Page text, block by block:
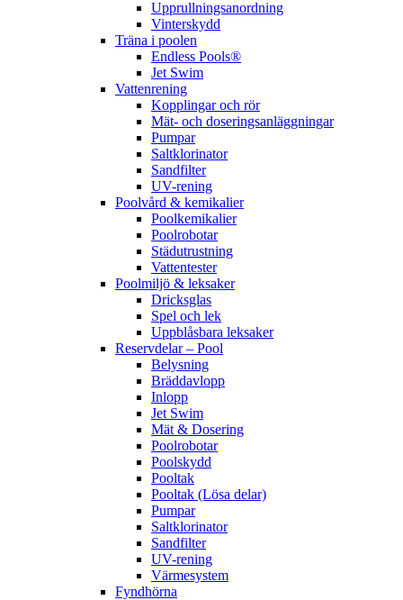
Upprullningsanordning
Vinterskydd
Träna i poolen
Endless Pools®
Jet Swim
Vattenrening
Kopplingar och rör
Mät- och doseringsanläggningar
Pumpar
Saltklorinator
Sandfilter
UV-rening
Poolvård & kemikalier
Poolkemikalier
Poolrobotar
Städutrustning
Vattentester
Poolmiljö & leksaker
Dricksglas
Spel och lek
Uppblåsbara leksaker
Reservdelar – Pool
Belysning
Bräddavlopp
Inlopp
Jet Swim
Mät & Dosering
Poolrobotar
Poolskydd
Pooltak
Pooltak (Lösa delar)
Pumpar
Saltklorinator
Sandfilter
UV-rening
Värmesystem
Fyndhörna